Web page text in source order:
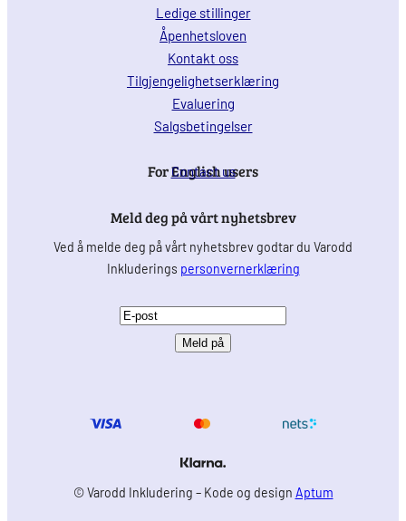
Ledige stillinger
Åpenhetsloven
Kontakt oss
Tilgjengelighetserklæring
Evaluering
Salgsbetingelser
For English users
Contact us
Meld deg på vårt nyhetsbrev
Ved å melde deg på vårt nyhetsbrev godtar du Varodd
Inkluderings personvernerklæring
E
P
© Varodd Inkludering – Kode og design Aptum